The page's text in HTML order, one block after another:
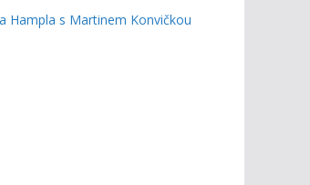
Hampla s Martinem Konvičkou